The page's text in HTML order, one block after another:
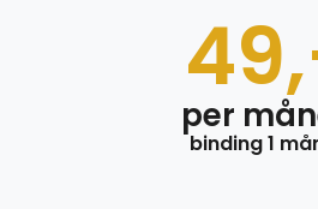
per
binding 1